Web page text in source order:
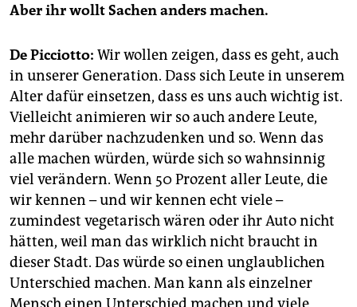
Aber ihr wollt Sachen anders machen.
De Picciotto: Wir wollen zeigen, dass es geht, auch
in unserer Generation. Dass sich Leute in unserem
Alter dafür einsetzen, dass es uns auch wichtig ist.
Vielleicht animieren wir so auch andere Leute,
mehr darüber nachzudenken und so. Wenn das
alle machen würden, würde sich so wahnsinnig
viel verändern. Wenn 50 Prozent aller Leute, die
wir kennen – und wir kennen echt viele –
zumindest vegetarisch wären oder ihr Auto nicht
hätten, weil man das wirklich nicht braucht in
dieser Stadt. Das würde so einen unglaublichen
Unterschied machen. Man kann als einzelner